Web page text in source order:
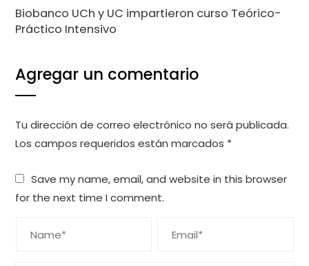
Biobanco UCh y UC impartieron curso Teórico-
Práctico Intensivo
Agregar un comentario
Tu dirección de correo electrónico no será publicada.
Los campos requeridos están marcados *
Save my name, email, and website in this browser
for the next time I comment.